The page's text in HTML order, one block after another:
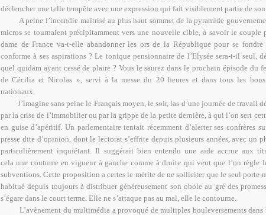
déclencher une telle tempête avec une expression qui fait visiblement partie de
A peine l’incendie maîtrisé au plus haut sommet de la pyramide
micros se tournaient précipitamment vers une nouvelle cible, à savoir le couple
dame de France va-t-elle abandonner les ors de la République pour se
conforme à ses aspirations ? Le tonique pensionnaire de l’Elysée sera-t-il seul,
quel quidam ayant cessé de plaire ? Vous le saurez dans le prochain épisode du
de Cécilia et Nicolas », servi à la messe du 20 heures et dans tous les
nationaux.
J’imagine sans peine le Français moyen, le soir, las d’une journée de travail
par la crise de l’immobilier ou par la grippe de la petite dernière, à qui l’on sert
en guise d’apéritif. Un parlementaire tentait récemment d’alerter ses confrères
presse dite d’opinion, dont le lectorat s’effrite depuis plusieurs années, avec un
particulièrement inquiétant. Il suggérait bien entendu une aide accrue aux
cela une coutume en vigueur à gauche comme à droite qui veut que l’on règle
subventions. Cette proposition a certes le mérite de ne solliciter que le seul
habitué depuis toujours à distribuer généreusement son obole au gré des
s’égare dans le court terme. Elle ne s’attaque pas au mal, elle le contourne.
L’avènement du multimédia a provoqué de multiples bouleversements dans